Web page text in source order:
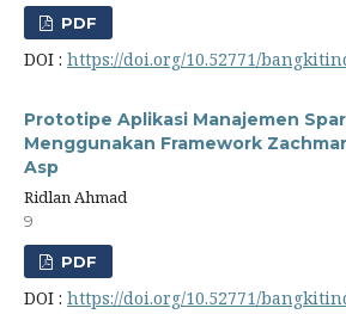
PDF
DOI : https://doi.org/10.52771/
Prototipe Aplikasi Manajemen
Menggunakan Framework
Asp
Ridlan Ahmad
9
PDF
DOI : https://doi.org/10.52771/